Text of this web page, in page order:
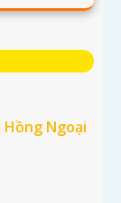
Hồng Ngoại